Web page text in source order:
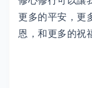
更多的平安，更
恩，和更多的祝